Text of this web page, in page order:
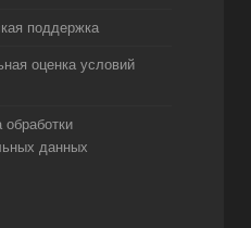
поддержка
оценка условий
обработки
данных